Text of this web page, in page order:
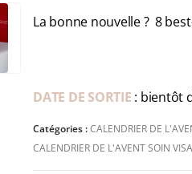
La bonne nouvelle ? 8
DATE DE SORTIE : bientôt
Catégories :CALENDRIER DE
CALENDRIER DE L'AVENT SOIN